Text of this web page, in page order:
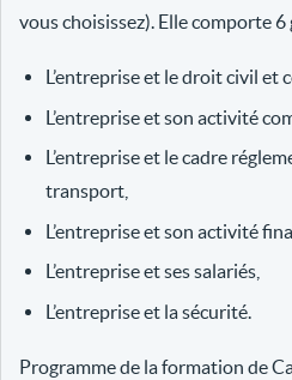
vous choisissez). Elle comporte 6
L’entreprise et le droit civil et
L’entreprise et son activité
L’entreprise et le cadre
transport,
L’entreprise et son activité
L’entreprise et ses salariés,
L’entreprise et la sécurité.
Programme de la formation de